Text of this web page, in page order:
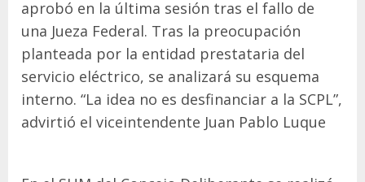
aprobó en la última sesión tras el fallo de
una Jueza Federal. Tras la preocupación
planteada por la entidad prestataria del
servicio eléctrico, se analizará su esquema
interno. “La idea no es desfinanciar a la SCPL”,
advirtió el viceintendente Juan Pablo Luque